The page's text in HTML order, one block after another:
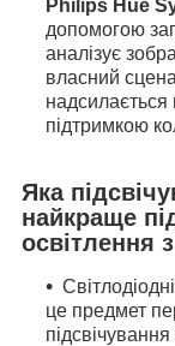
Philips Hue
допомогою
аналізує
власний
надсилається
підтримкою
Яка
найкраще
освітлення
це предмет
підсвічування